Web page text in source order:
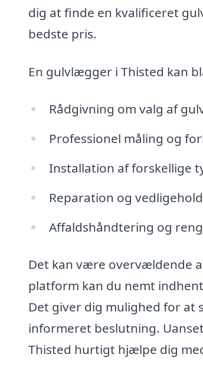
dig at finde en kvalificeret
bedste pris.
En gulvlægger i Thisted kan
Rådgivning om valg af
Professionel måling og
Installation af forskellige
Reparation og
Affaldshåndtering og
Det kan være overvældende
platform kan du nemt
Det giver dig mulighed for at
informeret beslutning.
Thisted hurtigt hjælpe dig